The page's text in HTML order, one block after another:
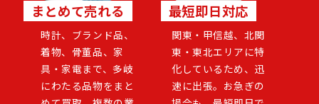
まとめて売れる
時計、ブランド品、
着物、骨董品、家
具・家電まで、多岐
にわたる品物をまと
最短即日対応
関東・甲信越、北関
東・東北エリアに特
化しているため、迅
速に出張。お急ぎの